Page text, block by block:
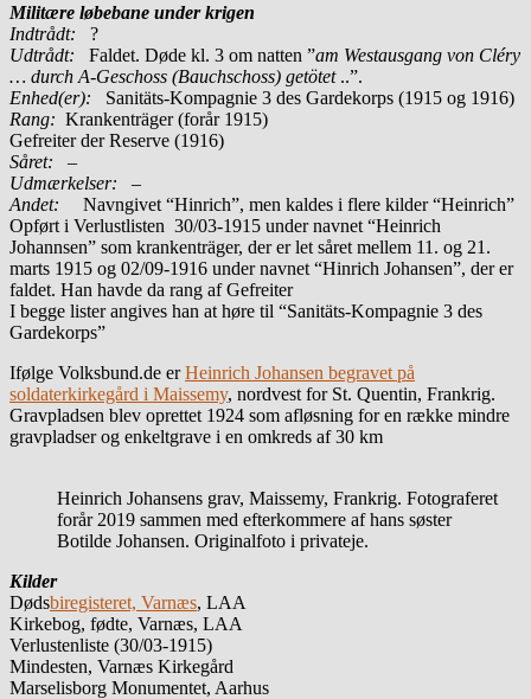
Militære løbebane under krigen
Indtrådt: ?
Udtrådt: Faldet. Døde kl. 3 om natten ”am Westausgang von Cléry
… durch A-Geschoss (Bauchschoss) getötet..”.
Enhed(er):
Sanitäts-Kompagnie 3 des Gardekorps (1915 og 1916)
Rang: Krankenträger (forår 1915)
Gefreiter der Reserve (1916)
Såret: –
Udmærkelser: –
Andet: Navngivet “Hinrich”, men kaldes i flere kilder “Heinrich”
Opført i Verlustlisten 30/03-1915 under navnet “Heinrich
Johannsen” som krankenträger, der er let såret mellem 11. og 21.
marts 1915 og 02/09-1916 under navnet “Hinrich Johansen”, der er
faldet. Han havde da rang af Gefreiter
I begge lister angives han at høre til “Sanitäts-Kompagnie 3 des
Gardekorps”
Ifølge Volksbund.de erHeinrich Johansen begravet på
soldaterkirkegård i Maissemy, nordvest for St. Quentin, Frankrig.
Gravpladsen blev oprettet 1924 som afløsning for en række mindre
gravpladser og enkeltgrave i en omkreds af 30 km
Heinrich Johansens grav, Maissemy, Frankrig. Fotograferet
forår 2019 sammen med efterkommere af hans søster
Botilde Johansen. Originalfoto i privateje.
Kilder
Dødsbiregisteret, Varnæs, LAA
Kirkebog, fødte, Varnæs, LAA
Verlustenliste (30/03-1915)
Mindesten, Varnæs Kirkegård
Marselisborg Monumentet, Aarhus